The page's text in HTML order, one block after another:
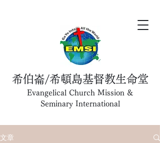
希伯崙/希頓島基督教生命堂
Evangelical Church Mission &
Seminary International
文章